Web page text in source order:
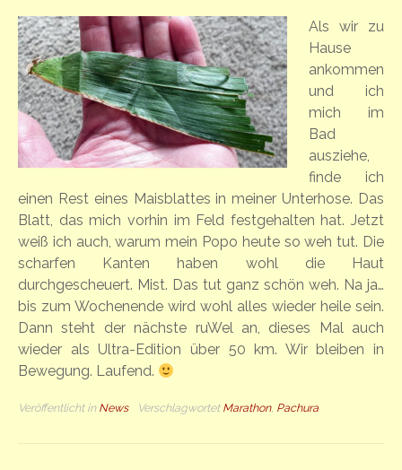
Als wir zu
Hause
ankommen
und ich
mich im
Bad
ausziehe,
finde ich
einen Rest eines Maisblattes in meiner Unterhose. Das
Blatt, das mich vorhin im Feld festgehalten hat. Jetzt
weiß ich auch, warum mein Popo heute so weh tut. Die
scharfen Kanten haben wohl die Haut
durchgescheuert. Mist. Das tut ganz schön weh. Na ja…
bis zum Wochenende wird wohl alles wieder heile sein.
Dann steht der nächste ruWel an, dieses Mal auch
wieder als Ultra-Edition über 50 km. Wir bleiben in
Bewegung. Laufend.
Veröffentlicht in News Verschlagwortet Marathon, Pachura